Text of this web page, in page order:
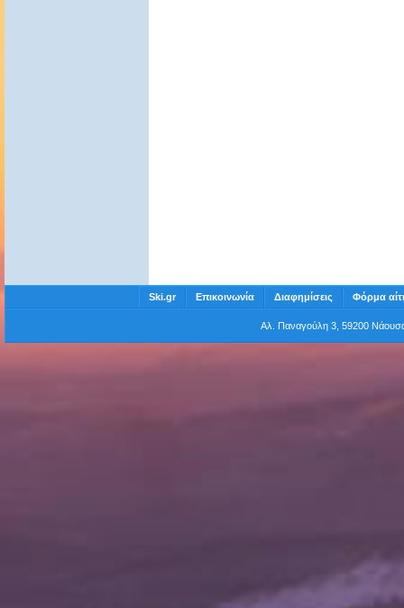
Ski.gr Επικοινωνία Διαφημίσεις Φόρμα
Αλ. Παναγούλη 3, 59200